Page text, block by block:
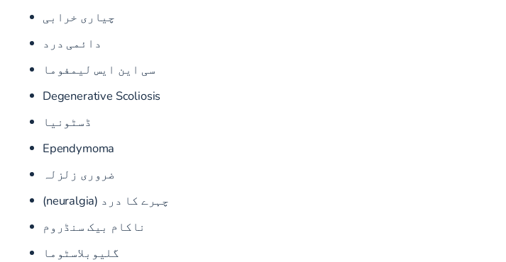
چیاری خرابی
دائمی درد
سی این ایس لیمفوما
Degenerative Scoliosis
ڈسٹونیا
Ependymoma
ضروری زلزلہ
چہرے کا درد (neuralgia)
ناکام بیک سنڈروم
گلیوبلاسٹوما